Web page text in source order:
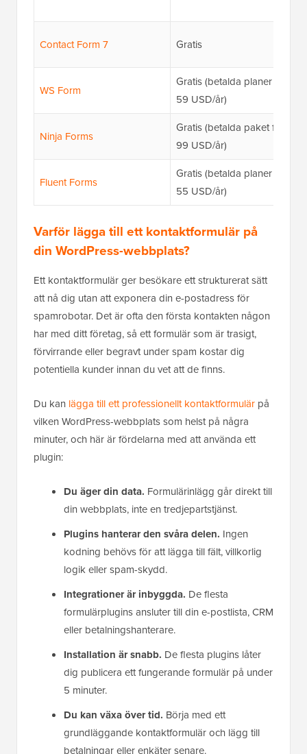
Contact Form 7 Gratis
WS Form
Gratis (betalda planer från
59 USD/år)
Ninja Forms
Gratis (betalda paket från
99 USD/år)
Fluent Forms
Gratis (betalda planer från
55 USD/år)
Varför lägga till ett kontaktformulär på
din WordPress-webbplats?
Ett kontaktformulär ger besökare ett strukturerat sätt
att nå dig utan att exponera din e-postadress för
spamrobotar. Det är ofta den första kontakten någon
har med ditt företag, så ett formulär som är trasigt,
förvirrande eller begravt under spam kostar dig
potentiella kunder innan du vet att de finns.
Du kan lägga till ett professionellt kontaktformulär på
vilken WordPress-webbplats som helst på några
minuter, och här är fördelarna med att använda ett
plugin:
Du äger din data. Formulärinlägg går direkt till
din webbplats, inte en tredjepartstjänst.
Plugins hanterar den svåra delen. Ingen
kodning behövs för att lägga till fält, villkorlig
logik eller spam-skydd.
Integrationer är inbyggda. De flesta
formulärplugins ansluter till din e-postlista, CRM
eller betalningshanterare.
Installation är snabb. De flesta plugins låter
dig publicera ett fungerande formulär på under
5 minuter.
Du kan växa över tid. Börja med ett
grundläggande kontaktformulär och lägg till
betalningar eller enkäter senare.